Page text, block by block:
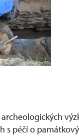
s péčí o